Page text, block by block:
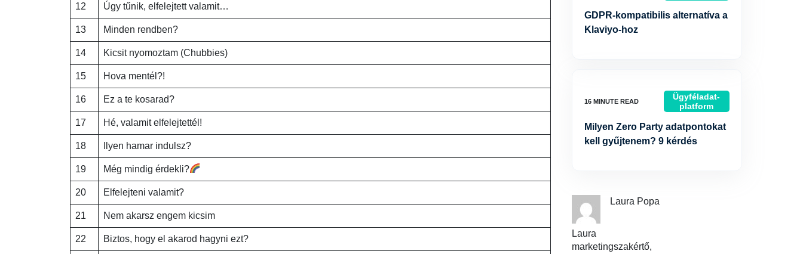
12 Úgy tűnik, elfelejtett valamit…
13 Minden rendben?
14 Kicsit nyomoztam (Chubbies)
15 Hova mentél?!
16 Ez a te kosarad?
17 Hé, valamit elfelejtettél!
18 Ilyen hamar indulsz?
19 Még mindig érdekli?
20 Elfelejteni valamit?
21 Nem akarsz engem kicsim
22 Biztos, hogy el akarod hagyni ezt?
GDPR-kompatibilis alternatíva a
Klaviyo-hoz
Ügyféladat-
platform
Milyen Zero Party adatpontokat
kell gyűjtenem? 9 kérdés
Laura Popa
Laura
marketingszakértő,